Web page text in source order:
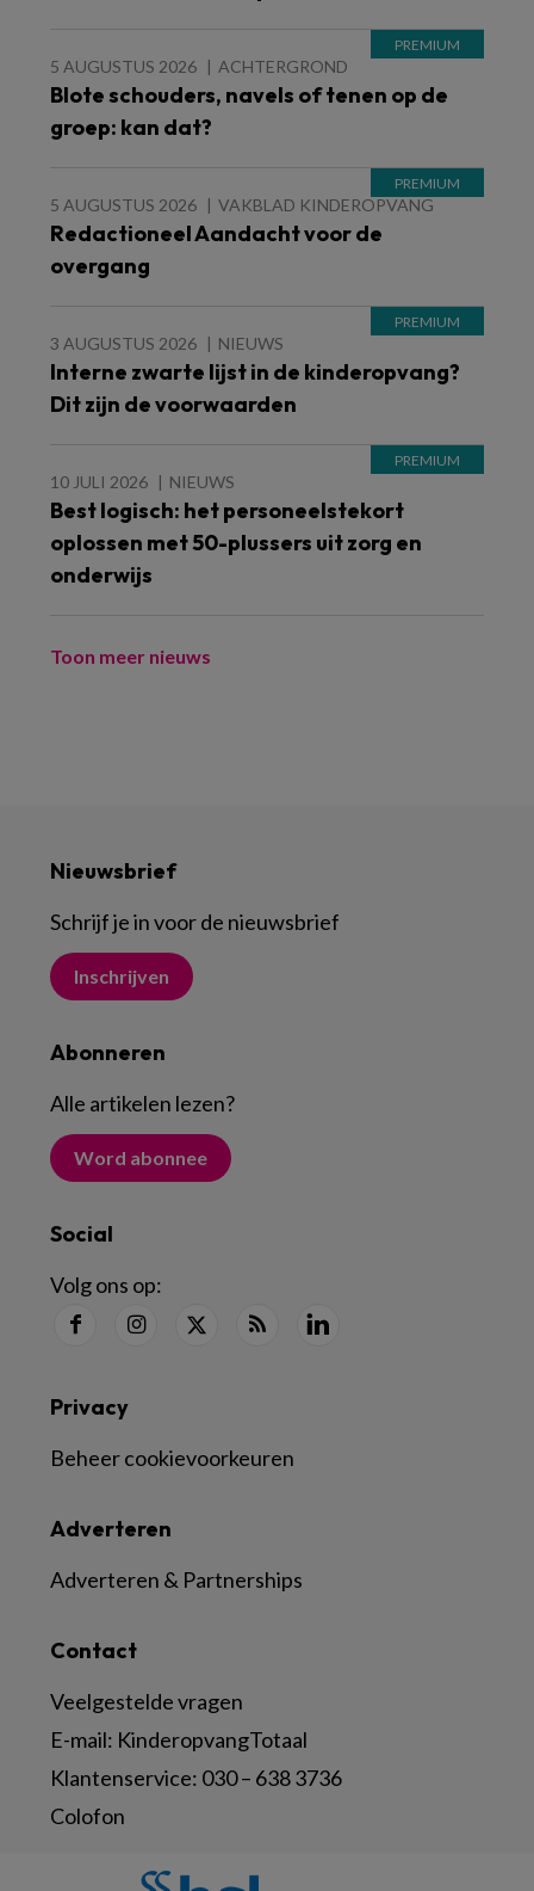
5 AUGUSTUS 2026 ACHTERGROND
Blote schouders, navels of tenen op de
groep: kan dat?
5 AUGUSTUS 2026 VAKBLAD KINDEROPVANG
Redactioneel Aandacht voor de
overgang
3 AUGUSTUS 2026 NIEUWS
Interne zwarte lijst in de kinderopvang?
Dit zijn de voorwaarden
10 JULI 2026 NIEUWS
Best logisch: het personeelstekort
oplossen met 50-plussers uit zorg en
onderwijs
Toon meer nieuws
Nieuwsbrief
Schrijf je in voor de nieuwsbrief
Inschrijven
Abonneren
Alle artikelen lezen?
Word abonnee
Social
Volg ons op:
Contact
Veelgestelde vragen
E-mail: KinderopvangTotaal
Klantenservice: 030 – 638 3736
Colofon
Adverteren
Adverteren & Partnerships
Privacy
Beheer cookievoorkeuren